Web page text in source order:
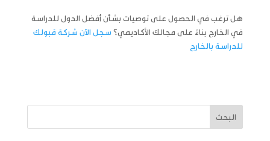
هل ترغب في الحصول على توصيات بشأن أفضل الدول للدراسة
في الخارج بناءً على مجالك الأكاديمي؟ سجل الآن شركة قبولك
للدراسة بالخارج
البحث